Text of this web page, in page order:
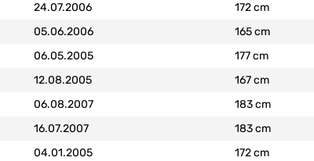
24.07.2006 172 cm
05.06.2006 165 cm
06.05.2005 177 cm
12.08.2005 167 cm
06.08.2007 183 cm
16.07.2007 183 cm
04.01.2005 172 cm